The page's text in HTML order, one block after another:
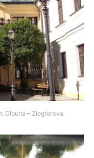
Dlouhá – Zieglerova